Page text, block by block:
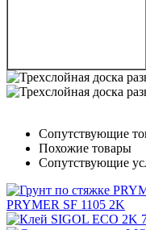
Сопутствующие
Похожие товары
Сопутствующие
PRYMER SF 1105 2K